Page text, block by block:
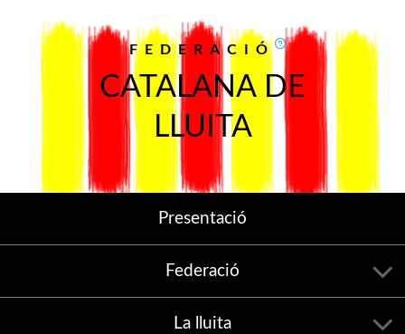
FEDERACIÓ
CATALANA DE
LLUITA
Presentació
Federació
La lluita